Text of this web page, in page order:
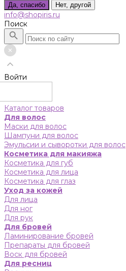
Да, спасибо Нет, другой
info@shopiris.ru
Поиск
Войти
Каталог товаров
Для волос
Маски для волос
Шампуни для волос
Эмульсии и сыворотки для волос
Косметика для макияжа
Косметика для губ
Косметика для лица
Косметика для глаз
Уход за кожей
Для лица
Для ног
Для рук
Для бровей
Ламинирование бровей
Препараты для бровей
Воск для бровей
Для ресниц